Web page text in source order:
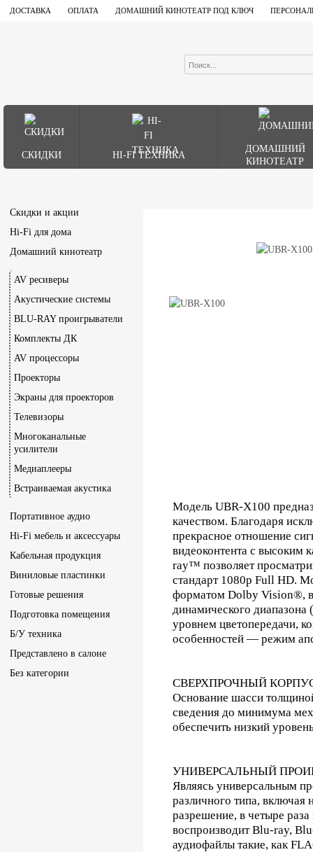
ДОСТАВКА ОПЛАТА ДОМАШНИЙ КИНОТЕАТР ПОД КЛЮЧ
СКИДКИ HI-FI ТЕХНИКА
ДОМАШНИЙ
КИНОТЕАТР
Скидки и акции
Hi-Fi для дома
Домашний кинотеатр
AV ресиверы
Акустические системы
BLU-RAY проигрыватели
Комплекты ДК
AV процессоры
Проекторы
Экраны для проекторов
Телевизоры
Многоканальные
усилители
Медиаплееры
Встраиваемая акустика
Портативное аудио
Hi-Fi мебель и аксессуары
Кабельная продукция
Виниловые пластинки
Готовые решения
Подготовка помещения
Б/У техника
Представлено в салоне
Без категории
Модель UBR-X100
качеством. Благодаря
прекрасное отношение
видеоконтента с
ray™ позволяет
стандарт 1080p Full HD.
форматом Dolby Vision®, в
динамического
уровнем цветопередачи,
особенностей — режим
СВЕРХПРОЧНЫЙ
Основание шасси
сведения до минимума
обеспечить низкий
УНИВЕРСАЛЬНЫЙ
Являясь универсальным
различного типа,
разрешение, в четыре
воспроизводит Blu-ray,
аудиофайлы такие, как